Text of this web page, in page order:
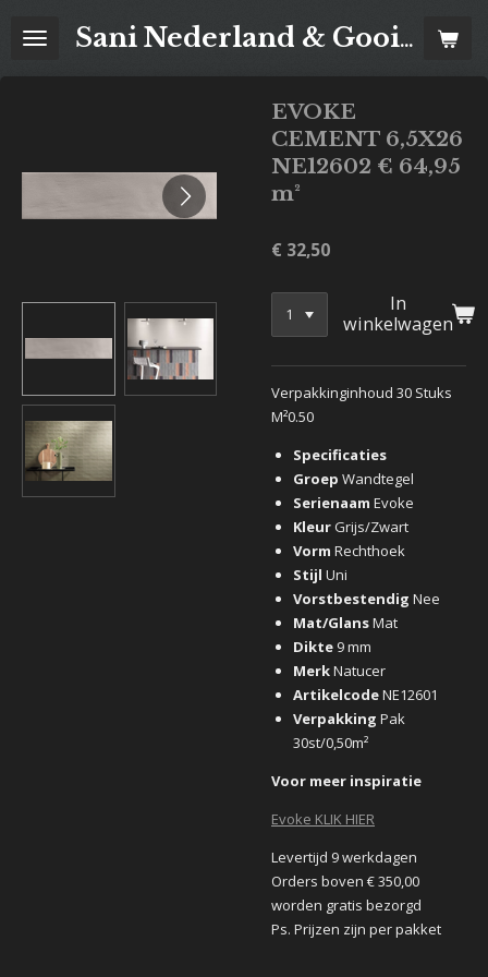
direct
Sani Nederland & Goois Tegelhuis
EVOKE
CEMENT 6,5X26
NE12602 € 64,95
m²
€ 32,50
In
winkelwagen
Verpakkinginhoud 30 Stuks
M²0.50
Specificaties
Groep Wandtegel
Serienaam Evoke
KleurGrijs/Zwart
Vorm Rechthoek
Stijl Uni
Vorstbestendig Nee
Mat/GlansMat
Dikte 9 mm
MerkNatucer
ArtikelcodeNE12601
Verpakking Pak
30st/0,50m²
Voor meer inspiratie
Evoke KLIK HIER
Levertijd 9 werkdagen
Orders boven € 350,00
worden gratis bezorgd
Ps. Prijzen zijn per pakket